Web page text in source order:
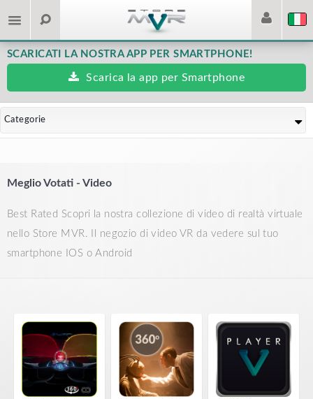
SCARICATI LA NOSTRA APP PER SMARTPHONE!
Scarica la app per Smartphone
Categorie
Meglio Votati - Video
Best Rated Scopri la nostra collezione di video di realtà virtuale
nello Store MVR. Il negozio di video VR da vedere sul tuo
smartphone IOS o Android